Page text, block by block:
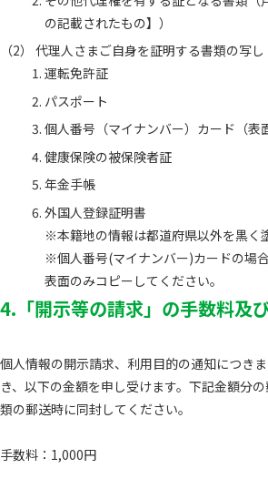
の記載されたもの】）
代理人さまご自身を証明する書類の写し
運転免許証
パスポート
個人番号（マイナンバー）カード（表
健康保険の被保険者証
年金手帳
外国人登録証明書
※本籍地の情報は都道府県以外を黒く
※個人番号(マイナンバー)カードの場
表面のみコピーしてください。
4.「開示等の請求」の手数料及
個人情報の開示請求、利用目的の通知につき
き、以下の金額を申し受けます。下記金額分
類の郵送時に同封してください。
手数料：1,000円